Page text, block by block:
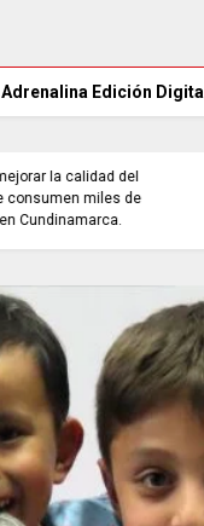
Adrenalina Edición Digital
REFLEXIÓN DE HOY